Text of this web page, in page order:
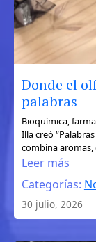
Donde el
palabras
Bioquímica,
Illa creó
combina
Leer más
:
Donde
el
olfato
encuentra
las
palabras
Categorías:
30 julio, 2026